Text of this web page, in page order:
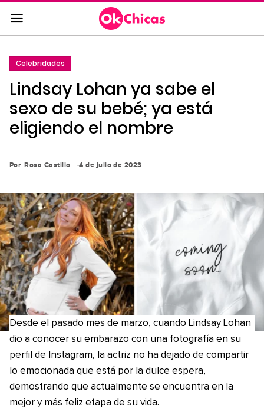
Saltar
al
contenido
la
navegación
principal
Celebridades
Lindsay Lohan ya sabe el
sexo de su bebé; ya está
eligiendo el nombre
Por Rosa Castillo 4 de julio de 2023
Desde el pasado mes de marzo, cuando Lindsay Lohan
dio a conocer su embarazo con una fotografía en su
perfil de Instagram, la actriz no ha dejado de compartir
lo emocionada que está por la dulce espera,
demostrando que actualmente se encuentra en la
mejor y más feliz etapa de su vida.